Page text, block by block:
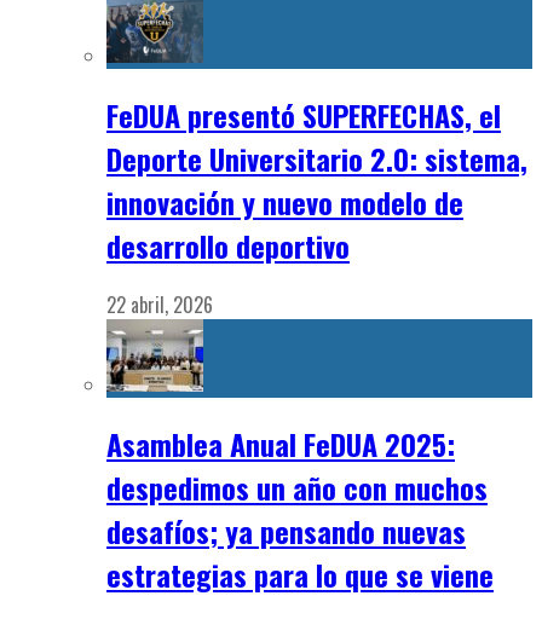
FeDUA presentó SUPERFECHAS, el
Deporte Universitario 2.0: sistema,
innovación y nuevo modelo de
desarrollo deportivo
22 abril, 2026
Asamblea Anual FeDUA 2025:
despedimos un año con muchos
desafíos; ya pensando nuevas
estrategias para lo que se viene